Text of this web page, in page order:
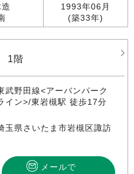
1993年06月
(築33年)
1階
武野田線<アーバンパーク
イン>/東岩槻駅 徒歩17分
玉県さいたま市岩槻区諏訪
メールで